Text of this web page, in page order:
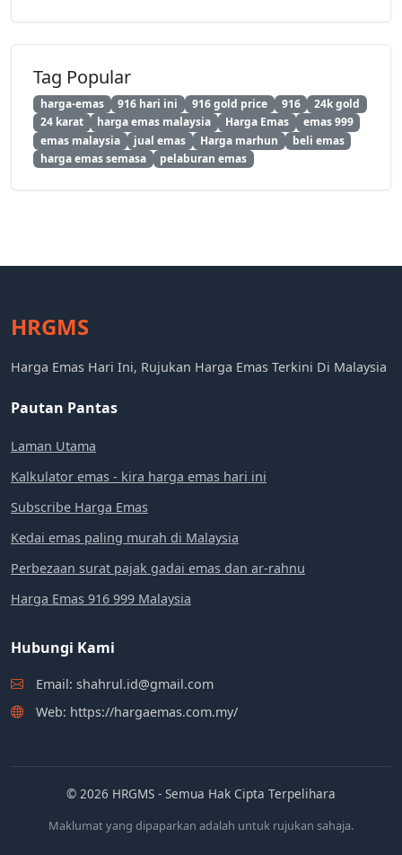
Tag Popular
harga-emas 916 hari ini 916 gold price 916
24k gold
24 karat
harga emas malaysia Harga Emas
emas 999
emas malaysia
jual emas Harga marhun
beli emas
harga emas semasa
pelaburan emas
HRGMS
Harga Emas Hari Ini, Rujukan Harga Emas Terkini Di Malaysia
Pautan Pantas
Laman Utama
Kalkulator emas - kira harga emas hari ini
Subscribe Harga Emas
Kedai emas paling murah di Malaysia
Perbezaan surat pajak gadai emas dan ar-rahnu
Harga Emas 916 999 Malaysia
Hubungi Kami
Email: shahrul.id@gmail.com
Web: https://hargaemas.com.my/
© 2026 HRGMS - Semua Hak Cipta Terpelihara
Maklumat yang dipaparkan adalah untuk rujukan sahaja.